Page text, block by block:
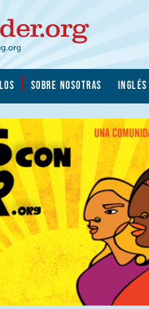
SOBRE NOSOTRAS INGLÉS